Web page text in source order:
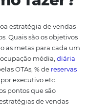
parecer algo
saiba como integrar
e facilidade.
vendas